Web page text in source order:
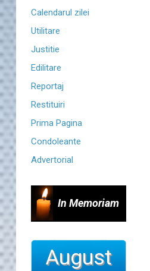
Calendarul zilei
Utilitare
Justitie
Edilitare
Reportaj
Restituiri
Prima Pagina
Condoleante
Advertorial
In Memoriam
August